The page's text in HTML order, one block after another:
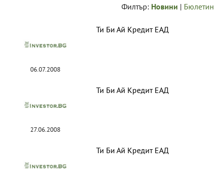
Филтър: Новини | Бюлетин
06.07.2008
Ти Би Ай Кредит ЕАД
27.06.2008
Ти Би Ай Кредит ЕАД
Ти Би Ай Кредит ЕАД